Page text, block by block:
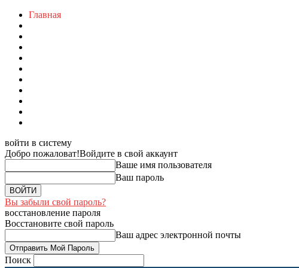
Главная
войти в систему
Добро пожаловат!Войдите в свой аккаунт
Ваше имя пользователя
Ваш пароль
Вы забыли свой пароль?
восстановление пароля
Восстановите свой пароль
Ваш адрес электронной почты
Поиск